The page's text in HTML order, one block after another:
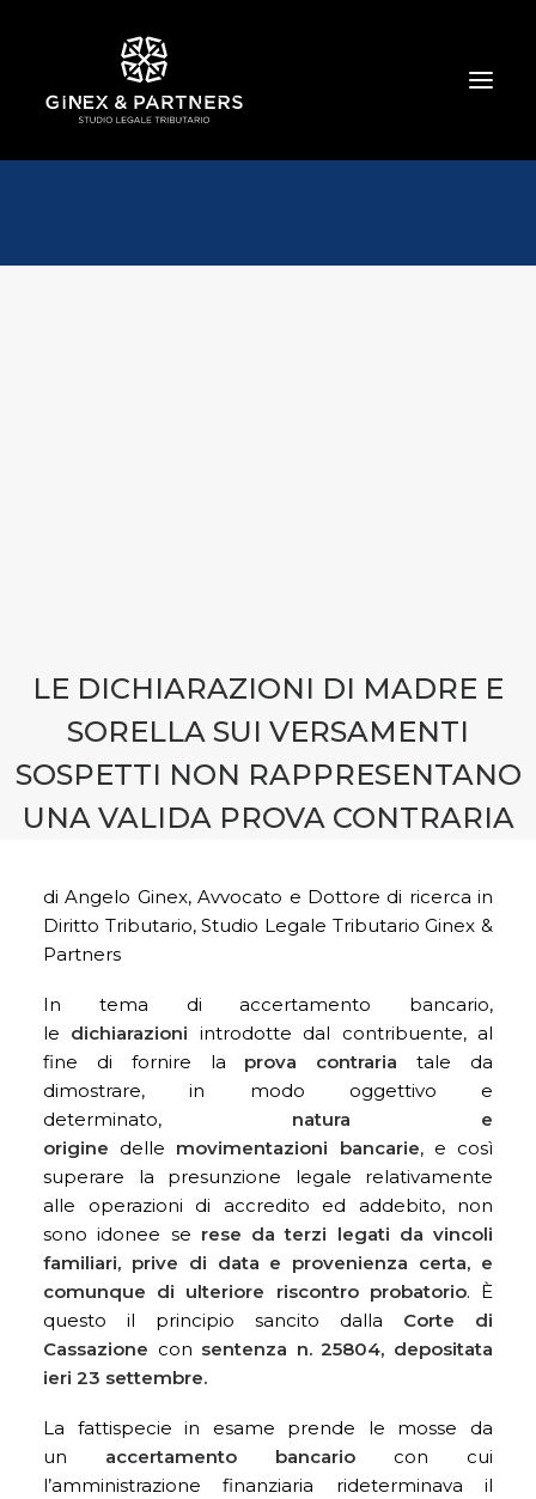
CHI SIAMO
LE DICHIARAZIONI DI MADRE E
SORELLA SUI VERSAMENTI
SOSPETTI NON RAPPRESENTANO
UNA VALIDA PROVA CONTRARIA
di Angelo Ginex, Avvocato e Dottore di ricerca in
Diritto Tributario, Studio Legale Tributario Ginex &
Partners
In tema di accertamento bancario,
le dichiarazioni introdotte dal contribuente, al
fine di fornire la prova contrariatale da
dimostrare, in modo oggettivo e
determinato, natura e
origine delle movimentazioni bancarie, e così
superare la presunzione legale relativamente
alle operazioni di accredito ed addebito, non
sono idonee se rese da terzi legati da vincoli
familiari, prive di data e provenienza certa, e
comunque di ulteriore riscontro probatorio. È
questo il principio sancito dalla Corte di
Cassazione con sentenza n. 25804, depositata
ieri 23 settembre.
La fattispecie in esame prende le mosse da
un accertamento bancario con cui
l’amministrazione finanziaria rideterminava il